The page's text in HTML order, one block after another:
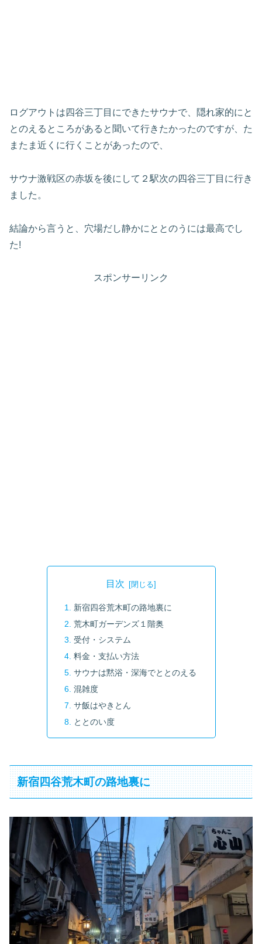
ログアウトは四谷三丁目にできたサウナで、隠れ家的にと
とのえるところがあると聞いて行きたかったのですが、た
またま近くに行くことがあったので、
サウナ激戦区の赤坂を後にして２駅次の四谷三丁目に行き
ました。
結論から言うと、穴場だし静かにととのうには最高でし
た!
スポンサーリンク
目次
新宿四谷荒木町の路地裏に
荒木町ガーデンズ１階奥
受付・システム
料金・支払い方法
サウナは黙浴・深海でととのえる
混雑度
サ飯はやきとん
ととのい度
新宿四谷荒木町の路地裏に